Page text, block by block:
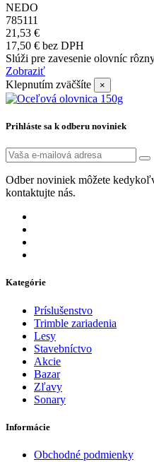
NEDO
785111
21,53 €
17,50 € bez DPH
Slúži pre zavesenie olovníc
Zobraziť
Klepnutím zväčšíte
×
Prihláste sa k odberu noviniek
Odber noviniek môžete
kontaktujte nás.
Kategórie
Príslušenstvo
Trimble zariadenia
Lesy
Stavebníctvo
Akcie
Bazar
Zľavy
Sonary
Informácie
Obchodné podmienky